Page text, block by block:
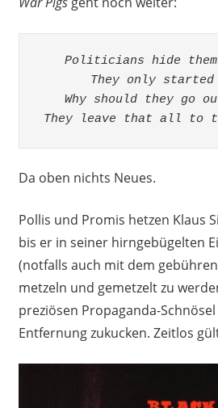
Politicians hide
They only started
Why should they go
They leave that all to
Da oben nichts Neues.
Pollis und Promis hetzen Klaus
bis er in seiner hirngebügelten
(notfalls auch mit dem
metzeln und gemetzelt zu
preziösen Propaganda-
Entfernung zukucken. Zeitlos